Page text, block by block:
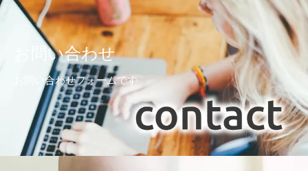
お問い合わせ
お問い合わせフォームです